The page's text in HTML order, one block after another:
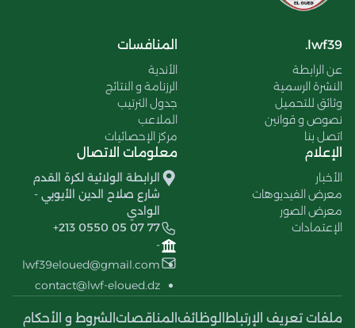
lwf39.
عن الرابطة
النشرة الرسمية
وثائق للتحميل
نصوص و قوانين
اتصل بنا
المنافسات
الأندية
الرزنامة و النتائج
جدول الترتيب
الملاعب
مركز الإحصائيات
الإعلام
الأخبار
معرض الفيديوهات
معرض الصور
الإعتمادات
معلومات الاتصال
الرابطة الولائية لكرة القدم
شارع صلاح الدين الأيوبي -
الوادي
+213 0550 05 07 77
-
lwf39eloued@gmail.com
contact@lwf-eloued.dz
ملفات تعريف الإرتباط الوظائف المناقصات الشروط و الأحكام